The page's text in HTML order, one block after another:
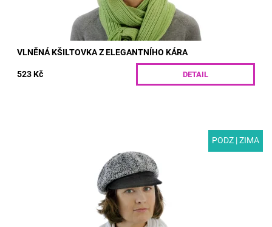
VLNĚNÁ KŠILTOVKA Z ELEGANTNÍHO KÁRA
523 Kč DETAIL
PODZ | ZIMA
MODEL: T05-11 | Moderní dámská kšiltovka pro chladnější
počasí. Kvalitní tepelnou izolaci zajišťuje vlněný materiál a
podšívka. Díky všité gumě je...
Skladem
T05-11/S